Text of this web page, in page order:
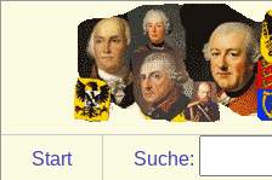
Start Suche: